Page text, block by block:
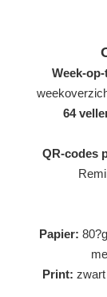
Week-
64
QR-codes
Papier:
Print: